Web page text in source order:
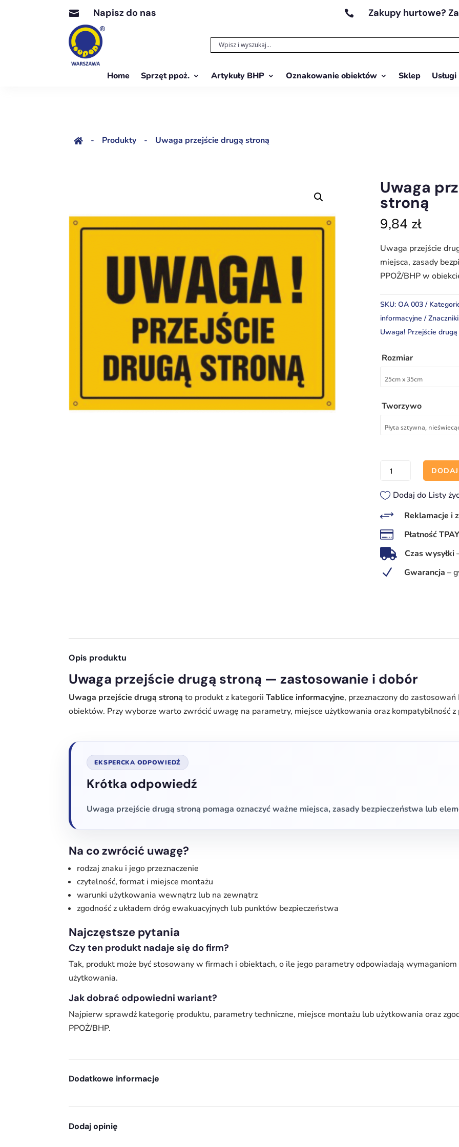
 Napisz do nas  Zakupy hurtowe?
Home Sprzęt ppoż. Artykuły BHP Oznakowanie obiektów Sklep Usługi
 - Produkty - Uwaga przejście drugą stroną
Uwaga
stroną
9,84 zł
Uwaga przejście
miejsca, zasady
PPOŻ/BHP w
SKU: OA 003
informacyjne
Uwaga! Przejście
Rozmiar
Tworzywo
ilość
przejście
stroną
Dodaj do Listy
+ Reklamacje i
 Płatność
 Czas wysyłki
N Gwarancja–
Opis produktu
Uwaga przejście drugą stroną — zastosowanie i dobór
Uwaga przejście drugą stroną to produkt z kategoriiTablice informacyjne, przeznaczony do
obiektów. Przy wyborze warto zwrócić uwagę na parametry, miejsce użytkowania oraz kompatybilność z
EKSPERCKA ODPOWIEDŹ
Krótka odpowiedź
Uwaga przejście drugą stroną pomaga oznaczyć ważne miejsca, zasady bezpieczeństwa lub
Na co zwrócić uwagę?
rodzaj znaku i jego przeznaczenie
czytelność, format i miejsce montażu
warunki użytkowania wewnątrz lub na zewnątrz
zgodność z układem dróg ewakuacyjnych lub punktów bezpieczeństwa
Najczęstsze pytania
Czy ten produkt nadaje się do firm?
Tak, produkt może być stosowany w firmach i obiektach, o ile jego parametry odpowiadają
użytkowania.
Jak dobrać odpowiedni wariant?
Najpierw sprawdź kategorię produktu, parametry techniczne, miejsce montażu lub użytkowania oraz
PPOŻ/BHP.
Dodatkowe informacje
Dodaj opinię